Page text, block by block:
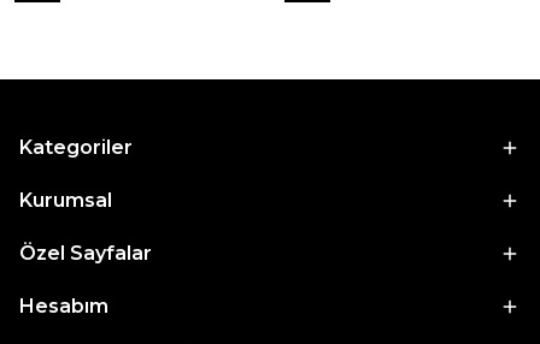
Kategoriler
Kurumsal
Özel Sayfalar
Hesabım